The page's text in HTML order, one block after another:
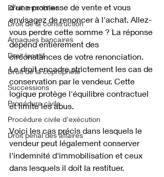
Droit immobilier
Droit de la construction
Arnaques bancaires
Droit locatif
Droit de la copropriété
Successions
Procédure civile
Procédure civile d'exécution
Droit pénal des affaires
d'une promesse de vente et vous
envisagez de renoncer à l'achat. Allez-
vous perdre cette somme ? La réponse
dépend entièrement des
circonstances de votre renonciation.
Le droit encadre strictement les cas de
conservation par le vendeur. Cette
logique protège l'équilibre contractuel
et limite les abus.
Voici les cas précis dans lesquels le
vendeur peut légalement conserver
l'indemnité d'immobilisation et ceux
dans lesquels il doit la restituer.